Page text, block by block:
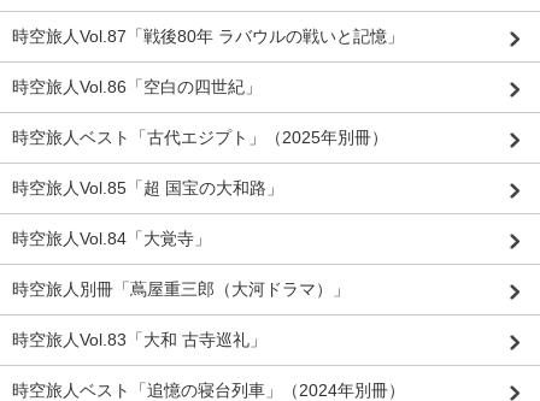
時空旅人Vol.87「戦後80年 ラバウルの戦いと記憶」
時空旅人Vol.86「空白の四世紀」
時空旅人ベスト「古代エジプト」（2025年別冊）
時空旅人Vol.85「超 国宝の大和路」
時空旅人Vol.84「大覚寺」
時空旅人別冊「蔦屋重三郎（大河ドラマ）」
時空旅人Vol.83「大和 古寺巡礼」
時空旅人ベスト「追憶の寝台列車」（2024年別冊）